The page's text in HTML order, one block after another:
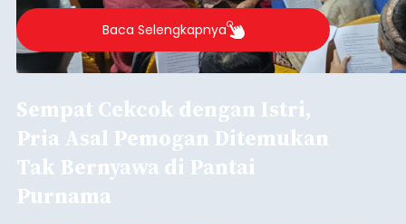
2026.
Baca Selengkapnya
Sempat Cekcok dengan Istri,
Pria Asal Pemogan Ditemukan
Tak Bernyawa di Pantai
Purnama